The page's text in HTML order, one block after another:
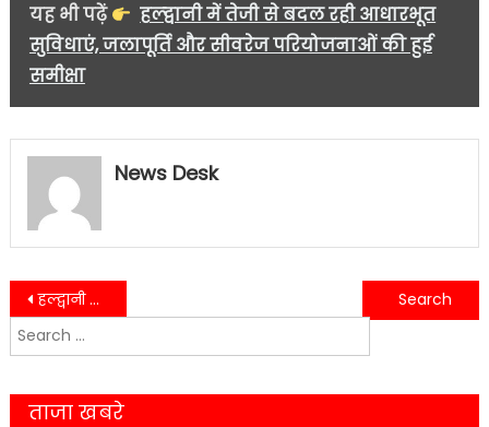
यह भी पढ़ें
हल्द्वानी में तेजी से बदल रही आधारभूत
सुविधाएं, जलापूर्ति और सीवरेज परियोजनाओं की हुई
समीक्षा
News Desk
Post
navigation
हल्द्वानी के युवक ने गोला पुल से लगाई छलांग, मौत…
महिलाओं पर आए दिन बढ़ रहे अपराधों से आक्रोशित राष्ट्रवादी रीजनल पार्टी ने किया सचिवालय घेराव……
Search
for:
ताजा खबरे